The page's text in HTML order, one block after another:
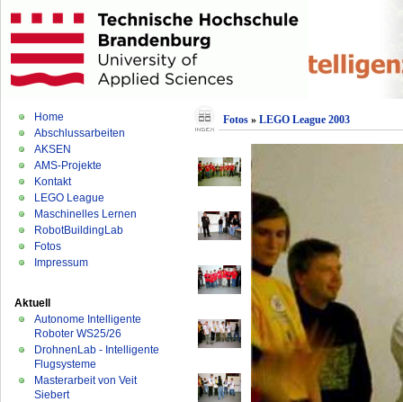
Home
Abschlussarbeiten
AKSEN
AMS-Projekte
Kontakt
LEGO League
Maschinelles Lernen
RobotBuildingLab
Fotos
Impressum
Aktuell
Autonome Intelligente
Roboter WS25/26
DrohnenLab - Intelligente
Flugsysteme
Masterarbeit von Veit
Siebert
Fotos» LEGO League 2003